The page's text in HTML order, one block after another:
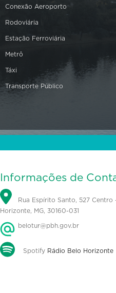
Conexão Aeroporto
Rodoviária
Estação Ferroviária
Metrô
Táxi
Transporte Público
Informações de
Rua Espírito Santo, 527 Centro
Horizonte, MG, 30160-031
belotur@pbh.gov.br
Spotify Rádio Belo Horizonte